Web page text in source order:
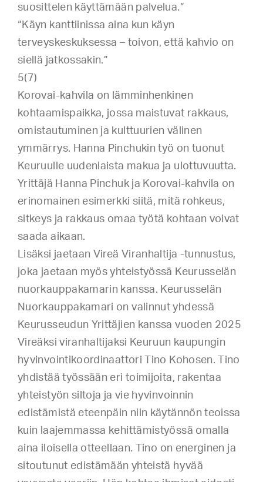
suosittelen käyttämään palvelua.”
“Käyn kanttiinissa aina kun käyn
terveyskeskuksessa – toivon, että kahvio on
siellä jatkossakin.”
5(7)
Korovai-kahvila on lämminhenkinen
kohtaamispaikka, jossa maistuvat rakkaus,
omistautuminen ja kulttuurien välinen
ymmärrys. Hanna Pinchukin työ on tuonut
Keuruulle uudenlaista makua ja ulottuvuutta.
Yrittäjä Hanna Pinchuk ja Korovai-kahvila on
erinomainen esimerkki siitä, mitä rohkeus,
sitkeys ja rakkaus omaa työtä kohtaan voivat
saada aikaan.
Lisäksi jaetaan Vireä Viranhaltija -tunnustus,
joka jaetaan myös yhteistyössä Keurusselän
nuorkauppakamarin kanssa. Keurusselän
Nuorkauppakamari on valinnut yhdessä
Keurusseudun Yrittäjien kanssa vuoden 2025
Vireäksi viranhaltijaksi Keuruun kaupungin
hyvinvointikoordinaattori Tino Kohosen. Tino
yhdistää työssään eri toimijoita, rakentaa
yhteistyön siltoja ja vie hyvinvoinnin
edistämistä eteenpäin niin käytännön teoissa
kuin laajemmassa kehittämistyössä omalla
aina iloisella otteellaan. Tino on energinen ja
sitoutunut edistämään yhteistä hyvää